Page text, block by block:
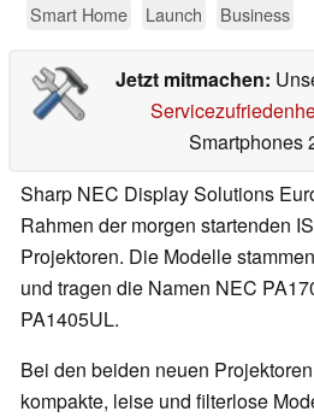
Smart Home Launch Business
Jetzt mitmachen:
Smartphones
Sharp NEC Display Solutions
Rahmen der morgen startenden
Projektoren. Die Modelle
und tragen die Namen NEC
PA1405UL.
Bei den beiden neuen
kompakte, leise und filterlose